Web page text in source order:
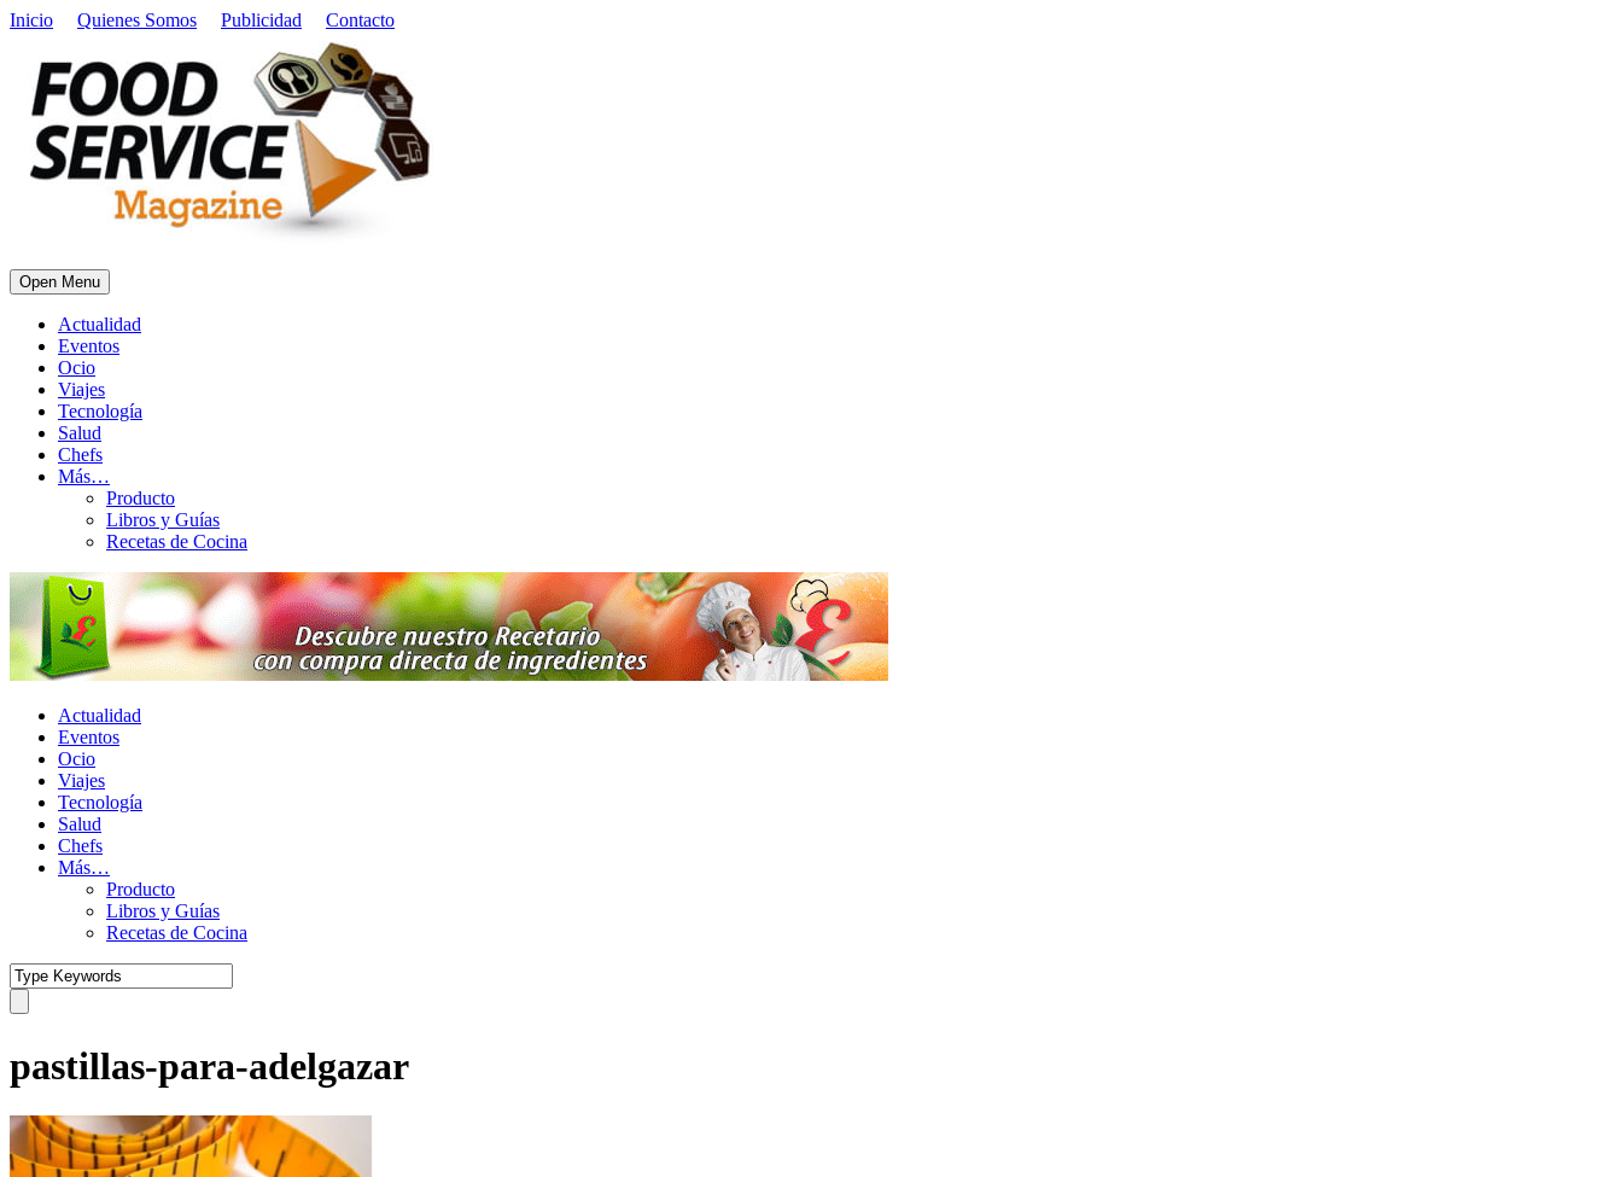
Inicio Quienes Somos Publicidad Contacto
Open Menu
Actualidad
Eventos
Ocio
Viajes
Tecnología
Salud
Chefs
Más…
Producto
Libros y Guías
Recetas de Cocina
Actualidad
Eventos
Ocio
Viajes
Tecnología
Salud
Chefs
Más…
Producto
Libros y Guías
Recetas de Cocina
pastillas-para-adelgazar